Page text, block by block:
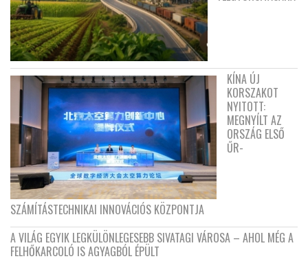
KÍNA ÚJ
KORSZAKOT
NYITOTT:
MEGNYÍLT AZ
ORSZÁG ELSŐ
ŰR-
SZÁMÍTÁSTECHNIKAI INNOVÁCIÓS KÖZPONTJA
A VILÁG EGYIK LEGKÜLÖNLEGESEBB SIVATAGI VÁROSA – AHOL MÉG A
FELHŐKARCOLÓ IS AGYAGBÓL ÉPÜLT